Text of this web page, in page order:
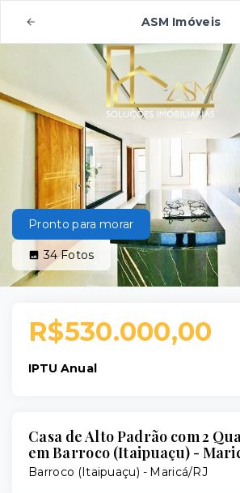
ASM Imóveis
Pronto para morar
34Fotos
R$530.000,00
IPTU Anual
Casa de Alto Padrão com 2
em Barroco (Itaipuaçu) -
Barroco (Itaipuaçu) - Maricá/RJ